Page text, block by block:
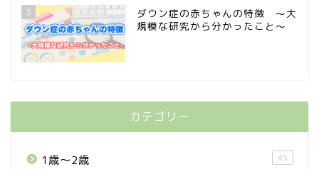
5
ダウン症の赤ちゃんの特徴 〜大
規模な研究から分かったこと〜
カテゴリー
1歳〜2歳 45